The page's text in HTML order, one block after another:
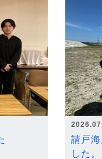
請戸
した。